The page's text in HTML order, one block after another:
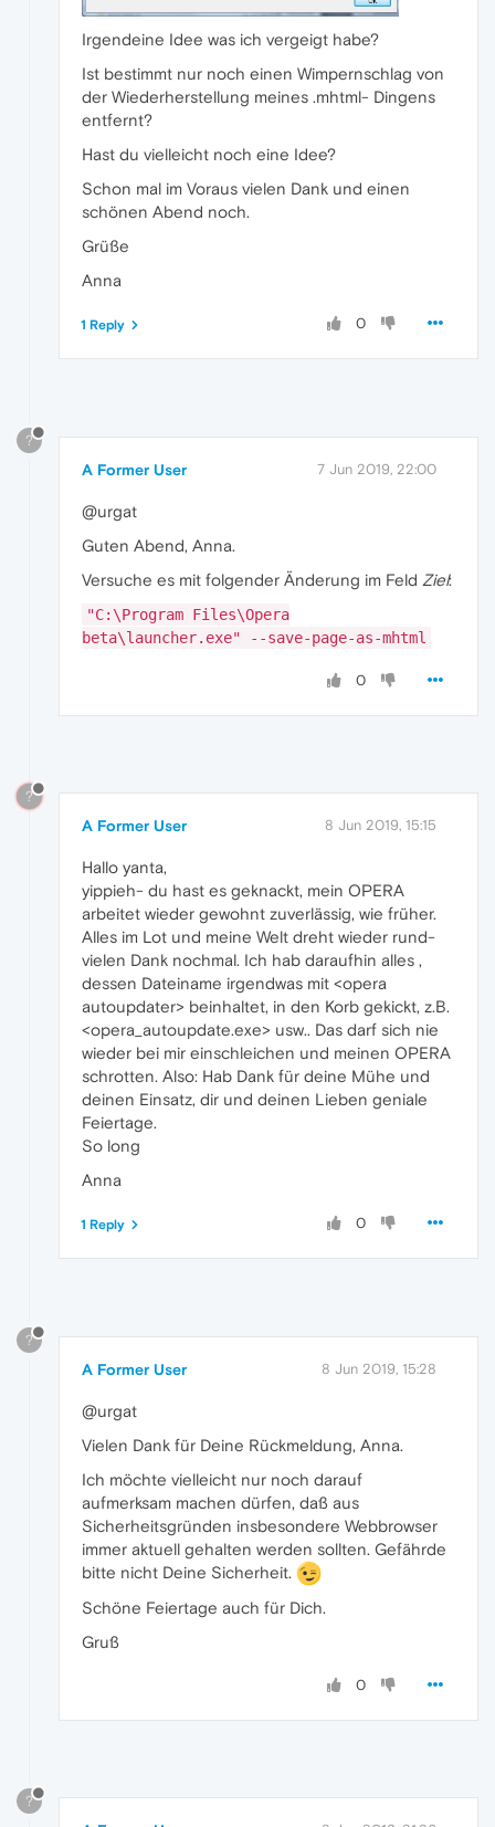
Irgendeine Idee was ich vergeigt habe?
Ist bestimmt nur noch einen Wimpernschlag von
der Wiederherstellung meines .mhtml- Dingens
entfernt?
Hast du vielleicht noch eine Idee?
Schon mal im Voraus vielen Dank und einen
schönen Abend noch.
Grüße
Anna
0
1 Reply
?
A Former User 7 Jun 2019, 22:00
@urgat
Guten Abend, Anna.
Versuche es mit folgender Änderung im Feld Ziel:
"C:\Program Files\Opera
beta\launcher.exe" --save-page-as-mhtml
0
?
A Former User 8 Jun 2019, 15:15
Hallo yanta,
yippieh- du hast es geknackt, mein OPERA
arbeitet wieder gewohnt zuverlässig, wie früher.
Alles im Lot und meine Welt dreht wieder rund-
vielen Dank nochmal. Ich hab daraufhin alles ,
dessen Dateiname irgendwas mit <opera
autoupdater> beinhaltet, in den Korb gekickt, z.B.
<opera_autoupdate.exe> usw.. Das darf sich nie
wieder bei mir einschleichen und meinen OPERA
schrotten. Also: Hab Dank für deine Mühe und
deinen Einsatz, dir und deinen Lieben geniale
Feiertage.
So long
Anna
0
1 Reply
?
A Former User 8 Jun 2019, 15:28
@urgat
Vielen Dank für Deine Rückmeldung, Anna.
Ich möchte vielleicht nur noch darauf
aufmerksam machen dürfen, daß aus
Sicherheitsgründen insbesondere Webbrowser
immer aktuell gehalten werden sollten. Gefährde
bitte nicht Deine Sicherheit.
Schöne Feiertage auch für Dich.
Gruß
0
?